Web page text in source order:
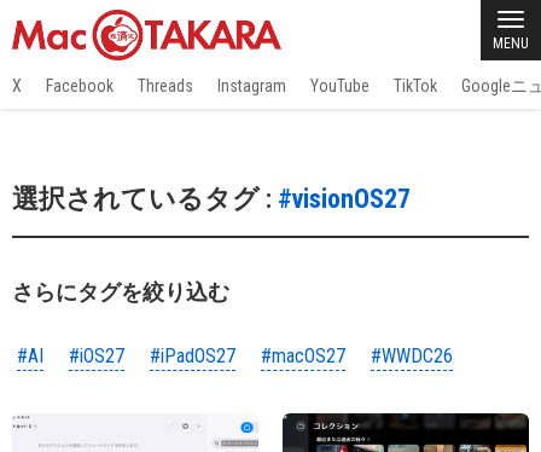
MENU
X Facebook Threads Instagram YouTube TikTok Googleニ
選択されているタグ : #visionOS27
さらにタグを絞り込む
#AI #iOS27 #iPadOS27 #macOS27 #WWDC26